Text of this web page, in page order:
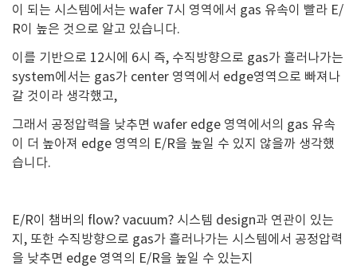
이 되는 시스템에서는 wafer 7시 영역에서 gas 유속이 빨라 E/
R이 높은 것으로 알고 있습니다.
이를 기반으로 12시에 6시 즉, 수직방향으로 gas가 흘러나가는
system에서는 gas가 center 영역에서 edge영역으로 빠져나
갈 것이라 생각했고,
그래서 공정압력을 낮추면 wafer edge 영역에서의 gas 유속
이 더 높아져 edge 영역의 E/R을 높일 수 있지 않을까 생각했
습니다.
E/R이 챔버의 flow? vacuum? 시스템 design과 연관이 있는
지, 또한 수직방향으로 gas가 흘러나가는 시스템에서 공정압력
을 낮추면 edge 영역의 E/R을 높일 수 있는지